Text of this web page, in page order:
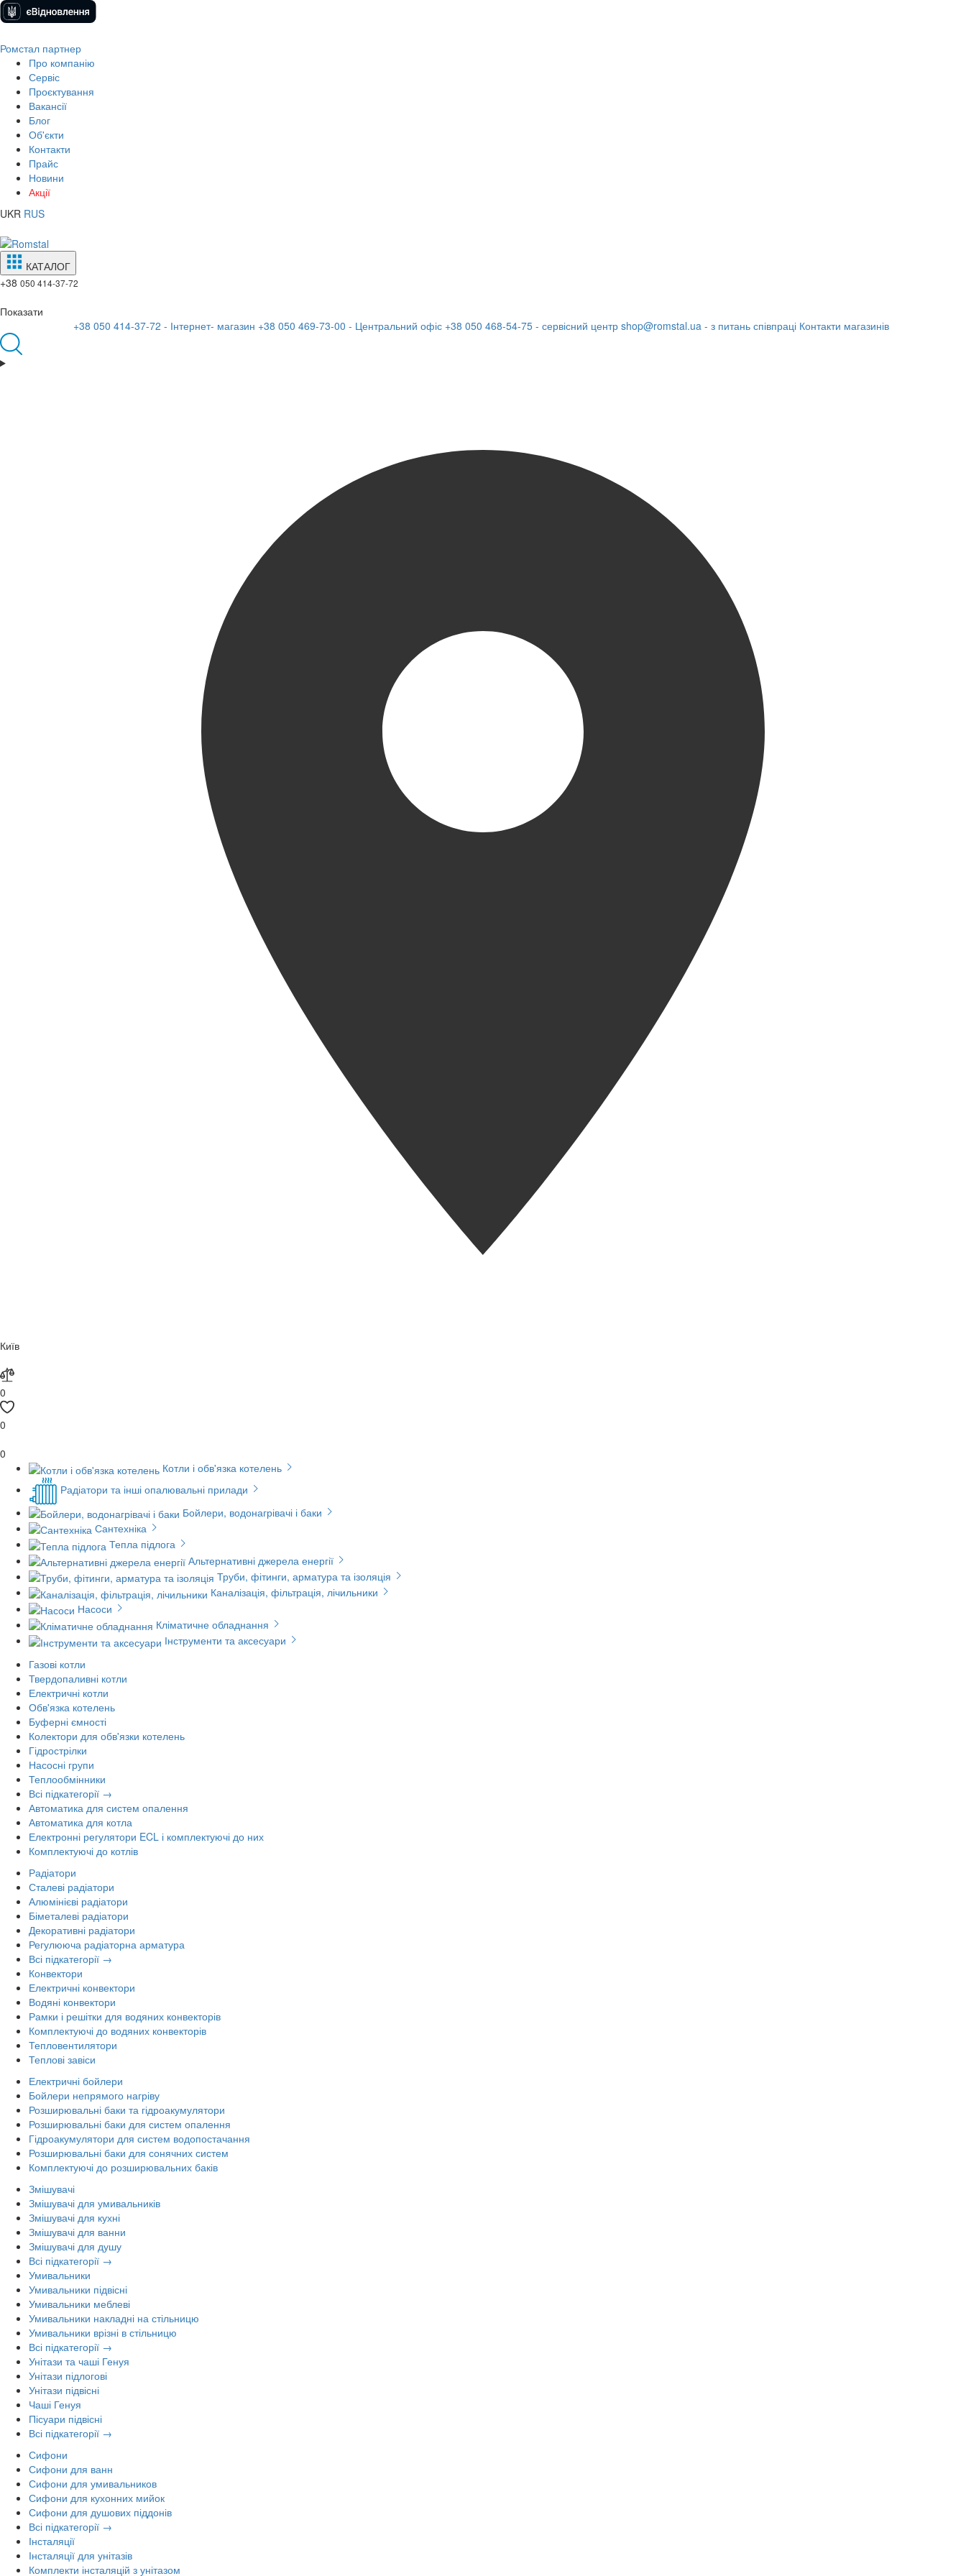
Ромстал партнер
Про компанію
Сервіс
Проєктування
Вакансії
Блог
Об'єкти
Контакти
Прайс
Новини
Акції
UKR RUS
КАТАЛОГ
+38 050 414-37-72
Показати
+38 050 414-37-72 - Інтернет- магазин +38 050 469-73-00 - Центральний офіс +38 050 468-54-75 - сервісний центр shop@romstal.ua - з питань співпраці Контакти магазинів
Київ
0
0
0
Котли і обв'язка котелень
Радіатори та інші опалювальні прилади
Бойлери, водонагрівачі і баки
Сантехніка
Тепла підлога
Альтернативні джерела енергії
Труби, фітинги, арматура та ізоляція
Каналізація, фільтрація, лічильники
Насоси
Кліматичне обладнання
Інструменти та аксесуари
Газові котли
Твердопаливні котли
Електричні котли
Обв'язка котелень
Буферні ємності
Колектори для обв'язки котелень
Гідрострілки
Насосні групи
Теплообмінники
Всі підкатегорії →
Автоматика для систем опалення
Автоматика для котла
Електронні регулятори ECL і комплектуючі до них
Комплектуючі до котлів
Радіатори
Сталеві радіатори
Алюмінієві радіатори
Біметалеві радіатори
Декоративні радіатори
Регулююча радіаторна арматура
Всі підкатегорії →
Конвектори
Електричні конвектори
Водяні конвектори
Рамки і решітки для водяних конвекторів
Комплектуючі до водяних конвекторів
Тепловентилятори
Теплові завіси
Електричні бойлери
Бойлери непрямого нагріву
Розширювальні баки та гідроакумулятори
Розширювальні баки для систем опалення
Гідроакумулятори для систем водопостачання
Розширювальні баки для сонячних систем
Комплектуючі до розширювальних баків
Змішувачі
Змішувачі для умивальників
Змішувачі для кухні
Змішувачі для ванни
Змішувачі для душу
Всі підкатегорії →
Умивальники
Умивальники підвісні
Умивальники меблеві
Умивальники накладні на стільницю
Умивальники врізні в стільницю
Всі підкатегорії →
Унітази та чаші Генуя
Унітази підлогові
Унітази підвісні
Чаші Генуя
Пісуари підвісні
Всі підкатегорії →
Сифони
Сифони для ванн
Сифони для умивальников
Сифони для кухонних мийок
Сифони для душових піддонів
Всі підкатегорії →
Інсталяції
Інсталяції для унітазів
Комплекти інсталяцій з унітазом